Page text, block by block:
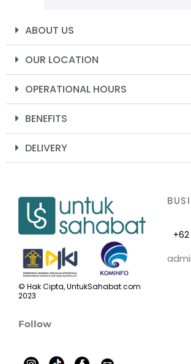
ABOUT US
OUR LOCATION
OPERATIONAL HOURS
BENEFITS
DELIVERY
© Hak Cipta, UntukSahabat.com
2023
Follow